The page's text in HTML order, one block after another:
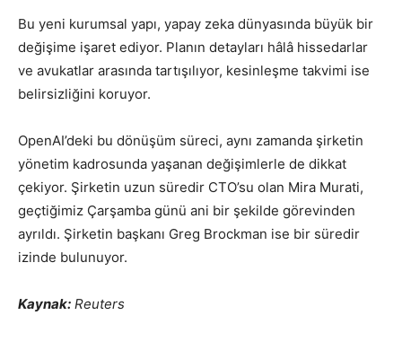
Bu yeni kurumsal yapı, yapay zeka dünyasında büyük bir
değişime işaret ediyor. Planın detayları hâlâ hissedarlar
ve avukatlar arasında tartışılıyor, kesinleşme takvimi ise
belirsizliğini koruyor.
OpenAI’deki bu dönüşüm süreci, aynı zamanda şirketin
yönetim kadrosunda yaşanan değişimlerle de dikkat
çekiyor. Şirketin uzun süredir CTO’su olan Mira Murati,
geçtiğimiz Çarşamba günü ani bir şekilde görevinden
ayrıldı. Şirketin başkanı Greg Brockman ise bir süredir
izinde bulunuyor.
Kaynak: Reuters